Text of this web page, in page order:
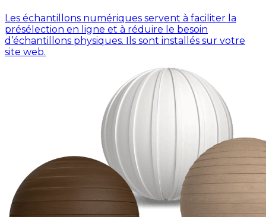
Les échantillons numériques servent à faciliter la
présélection en ligne et à réduire le besoin
d’échantillons physiques. Ils sont installés sur votre
site web.